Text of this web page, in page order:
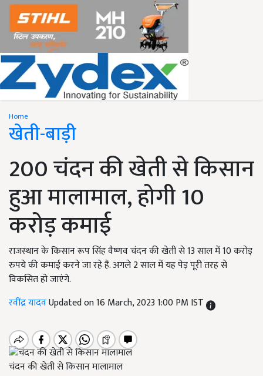
Home
खेती-बाड़ी
200 चंदन की खेती से किसान
हुआ मालामाल, होगी 10
करोड़ कमाई
राजस्थान के किसान रूप सिंह वैष्णव चंदन की खेती से 13 साल में 10 करोड़
रुपये की कमाई करने जा रहे हैं. अगले 2 साल में यह पेड़ पूरी तरह से
विकसित हो जाएंगे.
रवींद्र यादवUpdated on 16 March, 2023 1:00 PM IST
चंदन की खेती से किसान मालामाल